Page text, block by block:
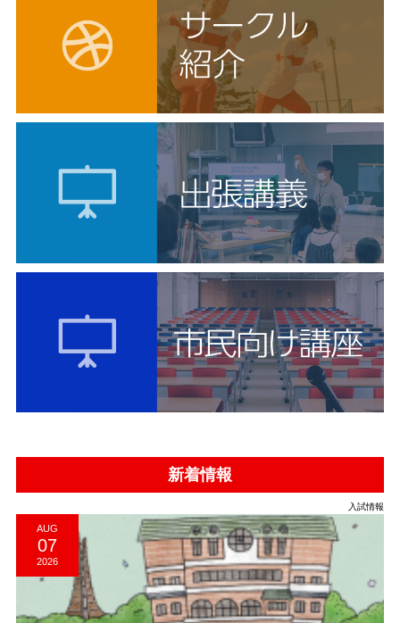
新着情報
入試情報
AUG
07
2026